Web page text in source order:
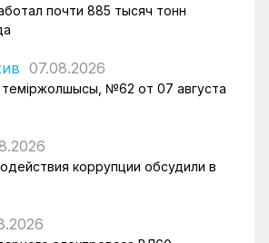
почти 885 тысяч тонн
07.08.2026
теміржолшысы, №62 от 07 августа
коррупции обсудили в